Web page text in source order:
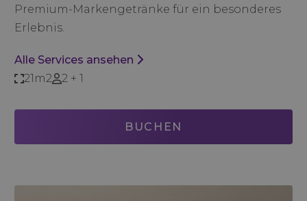
Premium-Markengetränke für ein besonderes
Erlebnis.
Alle Services ansehen
21m2
2 + 1
BUCHEN